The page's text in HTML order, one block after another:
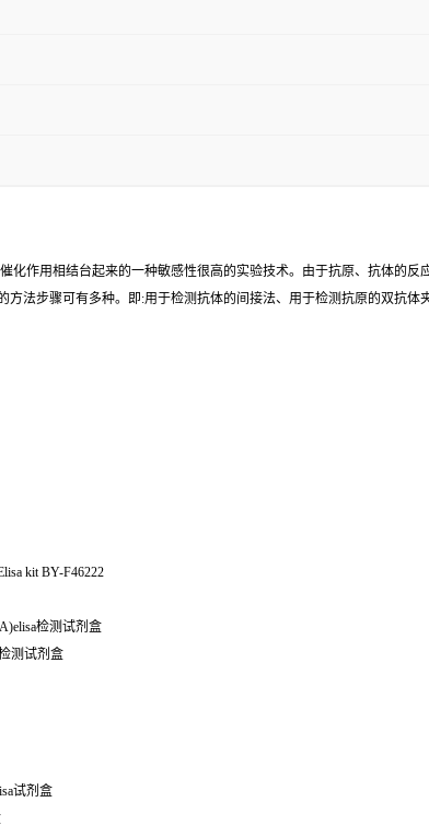
作用相结台起来的一种敏感性很高的实验技术。由于抗原、抗体的
法步骤可有多种。即:用于检测抗体的间接法、用于检测抗原的双抗
kit BY-F46222
检测试剂盒
测试剂盒
试剂盒